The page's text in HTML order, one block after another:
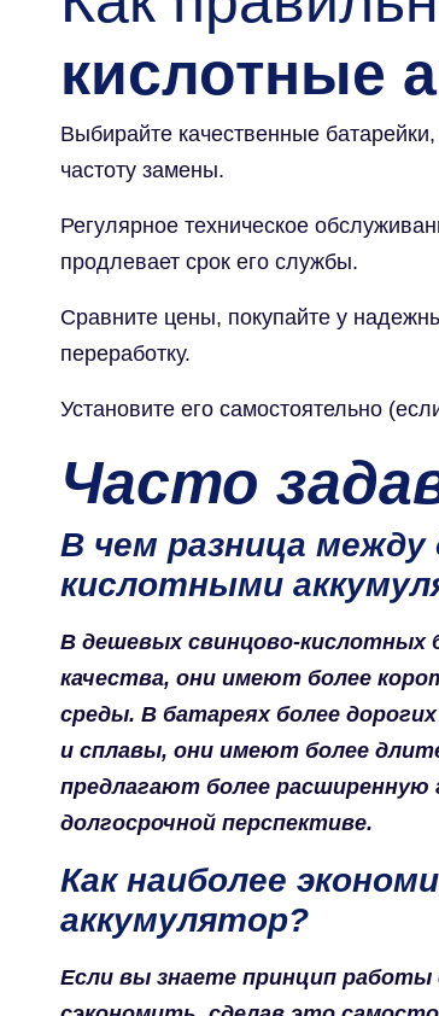
кислотные
Выбирайте качественные
частоту замены.
Регулярное техническое
продлевает срок его службы.
Сравните цены, покупайте у
переработку.
Установите его самостоятельно
Часто
В чем разница
кислотными
В дешевых свинцово-кислотных
качества, они имеют более
среды. В батареях более
и сплавы, они имеют более
предлагают более
долгосрочной перспективе.
Как наиболее
аккумулятор?
Если вы знаете принцип